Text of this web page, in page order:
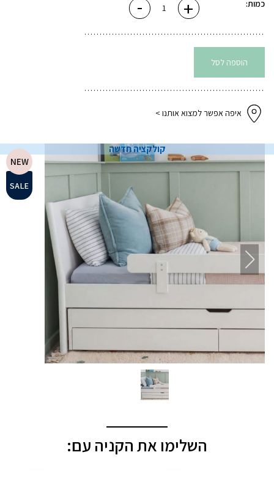
קולקציה חדשה
SALE
NEW
כמות: - של
YOOPI
+
הוספה לסל
איפה אפשר למצוא אותנו >
השלימו את הקניה עם: